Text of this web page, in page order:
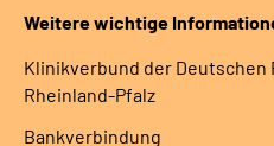
Weitere wichtige
Klinikverbund der
Rheinland-Pfalz
Bankverbindung